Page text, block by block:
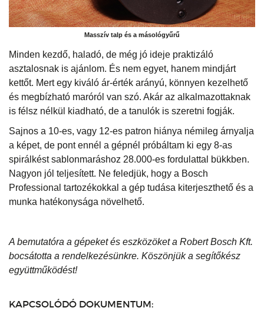
Masszív talp és a másológyűrű
Minden kezdő, haladó, de még jó ideje praktizáló
asztalosnak is ajánlom. És nem egyet, hanem mindjárt
kettőt. Mert egy kiváló ár-érték arányú, könnyen kezelhető
és megbízható maróról van szó. Akár az alkalmazottaknak
is félsz nélkül kiadható, de a tanulók is szeretni fogják.
Sajnos a 10-es, vagy 12-es patron hiánya némileg árnyalja
a képet, de pont ennél a gépnél próbáltam ki egy 8-as
spirálkést sablonmaráshoz 28.000-es fordulattal bükkben.
Nagyon jól teljesített. Ne feledjük, hogy a Bosch
Professional tartozékokkal a gép tudása kiterjeszthető és a
munka hatékonysága növelhető.
A bemutatóra a gépeket és eszközöket a Robert Bosch Kft.
bocsátotta a rendelkezésünkre. Köszönjük a segítőkész
együttműködést!
KAPCSOLÓDÓ DOKUMENTUM: